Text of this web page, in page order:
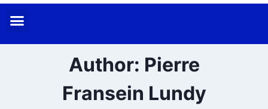
Author: Pierre
Fransein Lundy